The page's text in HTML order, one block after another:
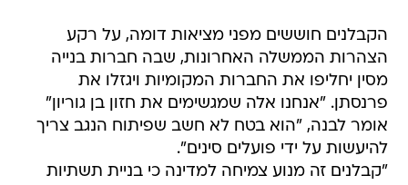
הקבלנים חוששים מפני מציאות דומה, על רקע
הצהרות הממשלה האחרונות, שבה חברות בנייה
מסין יחליפו את החברות המקומיות ויגזלו את
פרנסתן. "אנחנו אלה שמגשימים את חזון בן גוריון"
אומר לבנה, "הוא בטח לא חשב שפיתוח הנגב צריך
להיעשות על ידי פועלים סינים".
"קבלנים זה מנוע צמיחה למדינה כי בניית תשתיות